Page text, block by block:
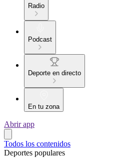
Radio
Podcast
Deporte en directo
En tu zona
Abrir app
Todos los contenidos
Deportes populares